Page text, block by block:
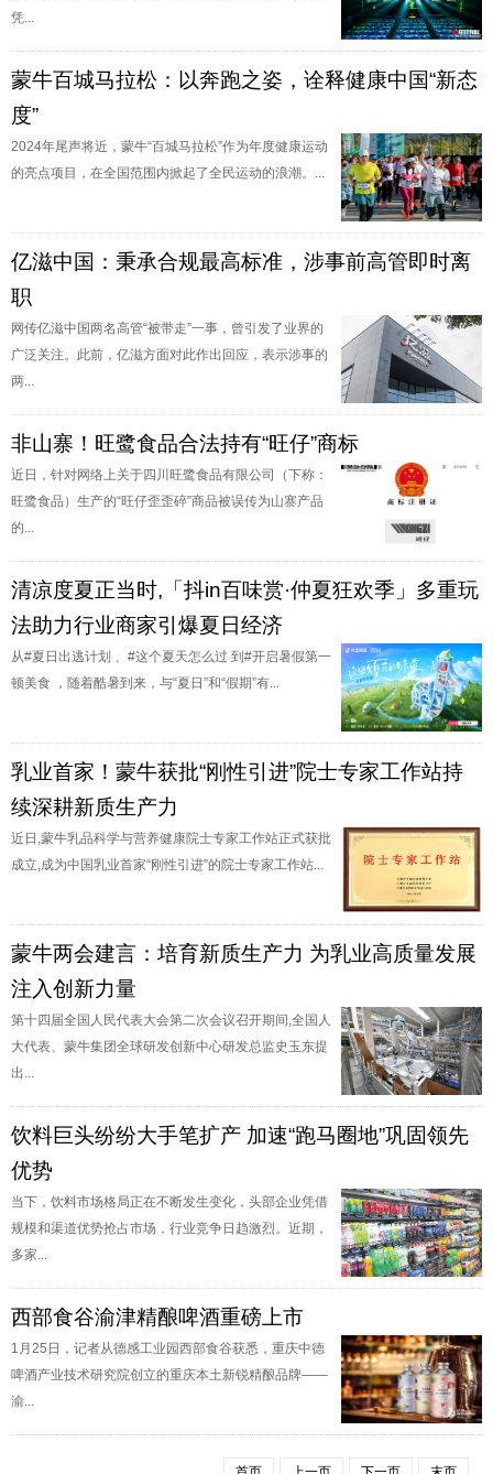
凭...
蒙牛百城马拉松：以奔跑之姿，诠释健康中国“新态
度”
2024年尾声将近，蒙牛“百城马拉松”作为年度健康运动
的亮点项目，在全国范围内掀起了全民运动的浪潮。...
亿滋中国：秉承合规最高标准，涉事前高管即时离
职
网传亿滋中国两名高管“被带走”一事，曾引发了业界的
广泛关注。此前，亿滋方面对此作出回应，表示涉事的
两...
非山寨！旺鹭食品合法持有“旺仔”商标
近日，针对网络上关于四川旺鹭食品有限公司（下称：
旺鹭食品）生产的“旺仔歪歪碎”商品被误传为山寨产品
的...
清凉度夏正当时,「抖in百味赏·仲夏狂欢季」多重玩
法助力行业商家引爆夏日经济
从#夏日出逃计划 、#这个夏天怎么过 到#开启暑假第一
顿美食 ，随着酷暑到来，与“夏日”和“假期”有...
乳业首家！蒙牛获批“刚性引进”院士专家工作站持
续深耕新质生产力
近日,蒙牛乳品科学与营养健康院士专家工作站正式获批
成立,成为中国乳业首家“刚性引进”的院士专家工作站...
蒙牛两会建言：培育新质生产力 为乳业高质量发展
注入创新力量
第十四届全国人民代表大会第二次会议召开期间,全国人
大代表、蒙牛集团全球研发创新中心研发总监史玉东提
出...
饮料巨头纷纷大手笔扩产 加速“跑马圈地”巩固领先
优势
当下，饮料市场格局正在不断发生变化，头部企业凭借
规模和渠道优势抢占市场，行业竞争日趋激烈。近期，
多家...
西部食谷渝津精酿啤酒重磅上市
1月25日，记者从德感工业园西部食谷获悉，重庆中德
啤酒产业技术研究院创立的重庆本土新锐精酿品牌——
渝...